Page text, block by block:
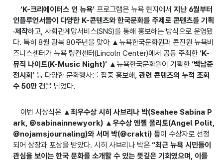
‘K-크리에이터스 인 뉴욕’ 프로그램은 뉴욕 현지에서 지난 6월부터
인플루언서들이 다양한 K-콘텐츠와 한국문화를 주제로 콘텐츠를 기획
·제작하고, 사회관계망서비스(SNS)를 통해 홍보하는 방식으로 운영됐
다. 특히 8월 광복 80주년을 맞아 ▲뉴욕한국문화원과 콘진원 뉴욕비
즈니스센터가 뉴욕 링컨센터(Lincoln Center)에서 공동 주최한 ‘K-
뮤직 나이트(K-Music Night)’ ▲뉴욕한국문화원이 기획한 ‘백남준
전시회’ 등 다양한 문화행사를 집중 홍보해, 관련 콘텐츠의 누적 조회
수 50만 건을 넘었다.
이번 시상식은 ▲최우수상 시히 사브리나 박(Seahee Sabina P
ark, @sabinainnewyork) ▲우수상 엔젤 폴리토(Angel Polit,
@nojamsjournaling)와 서머 박(@crakti) 등이 수상자로 선정
되어 상장과 포상을 받았다. 시히 사브리나 박은 “최근 뉴욕 시민들이
관심을 보이는 한국 문화를 소개할 수 있는 뜻깊은 기회였으며, 이를